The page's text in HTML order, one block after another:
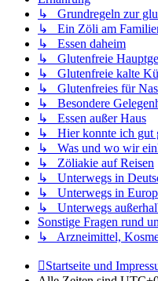
↳ Grundregeln zur
↳ Ein Zöli am
↳ Essen daheim
↳ Glutenfreie
↳ Glutenfreie kalte
↳ Glutenfreies für
↳ Besondere
↳ Essen außer Haus
↳ Hier konnte ich gut
↳ Was und wo wir
↳ Zöliakie auf Reisen
↳ Unterwegs in
↳ Unterwegs in
↳ Unterwegs
Sonstige Fragen rund
↳ Arzneimittel,
Startseite und